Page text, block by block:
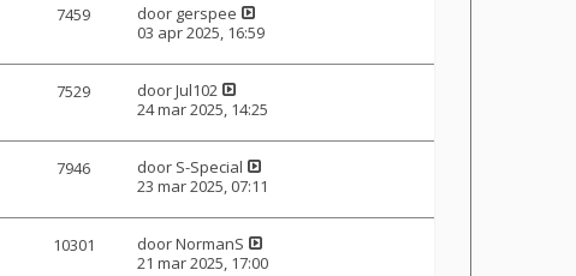
7459 door gerspee
03 apr 2025, 16:59
7529 doorJul102
24 mar 2025, 14:25
7946 door S-Special
23 mar 2025, 07:11
10301 doorNormanS
21 mar 2025, 17:00